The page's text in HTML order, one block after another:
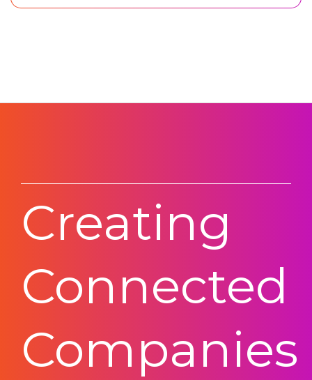
Creating
Connected
Companies